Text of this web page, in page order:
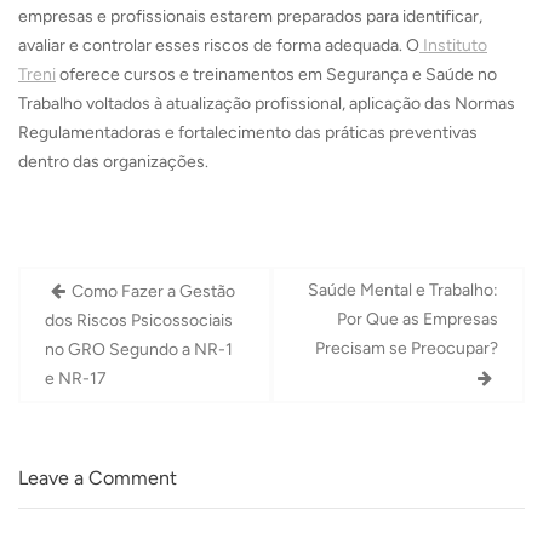
empresas e profissionais estarem preparados para identificar,
avaliar e controlar esses riscos de forma adequada. O Instituto
Treni oferece cursos e treinamentos em Segurança e Saúde no
Trabalho voltados à atualização profissional, aplicação das Normas
Regulamentadoras e fortalecimento das práticas preventivas
dentro das organizações.
Navegação
de
Post
Como Fazer a Gestão
dos Riscos Psicossociais
no GRO Segundo a NR-1
e NR-17
Saúde Mental e Trabalho:
Por Que as Empresas
Precisam se Preocupar?
Leave a Comment